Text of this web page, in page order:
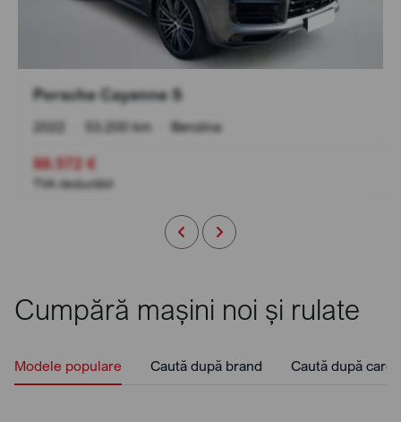
Porsche Cayenne S
2022 53.200 km Benzina
88.572 €
TVA deductibil
Cumpără mașini noi și rulate
Modele populare Caută după brand Caută după